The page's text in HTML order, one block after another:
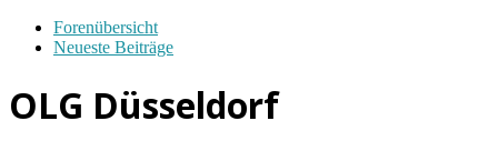
Forenübersicht
Neueste Beiträge
OLG Düsseldorf